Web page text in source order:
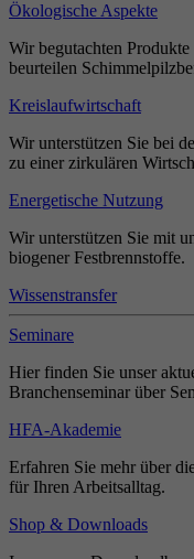
Ökologische Aspekte
Wir begutachten
beurteilen
Kreislaufwirtschaft
Wir unterstützen Sie bei
zu einer zirkulären
Energetische Nutzung
Wir unterstützen Sie mit
biogener Festbrennstoffe.
Wissenstransfer
Seminare
Hier finden Sie unser
Branchenseminar über
HFA-Akademie
Erfahren Sie mehr über
für Ihren Arbeitsalltag.
Shop & Downloads